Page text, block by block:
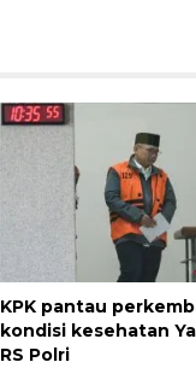
KPK pantau
kondisi kesehatan
RS Polri